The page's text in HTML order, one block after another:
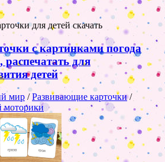
для детей скачать
с картинками погода
распечатать для
детей
мир /Развивающие карточки/
моторики